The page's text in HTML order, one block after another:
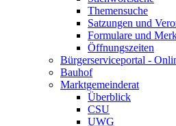
Themensuche
Satzungen und
Formulare und
Öffnungszeiten
Bürgerserviceportal -
Bauhof
Marktgemeinderat
Überblick
CSU
UWG